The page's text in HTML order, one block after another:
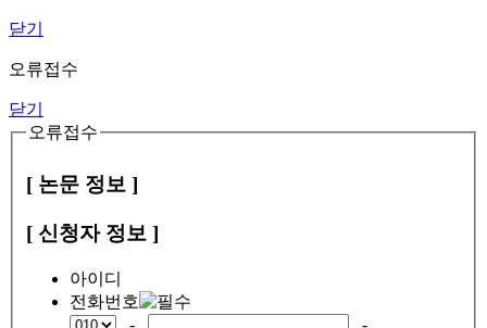
닫기
오류접수
닫기
오류접수
[ 논문 정보 ]
[ 신청자 정보 ]
아이디
전화번호
-
-